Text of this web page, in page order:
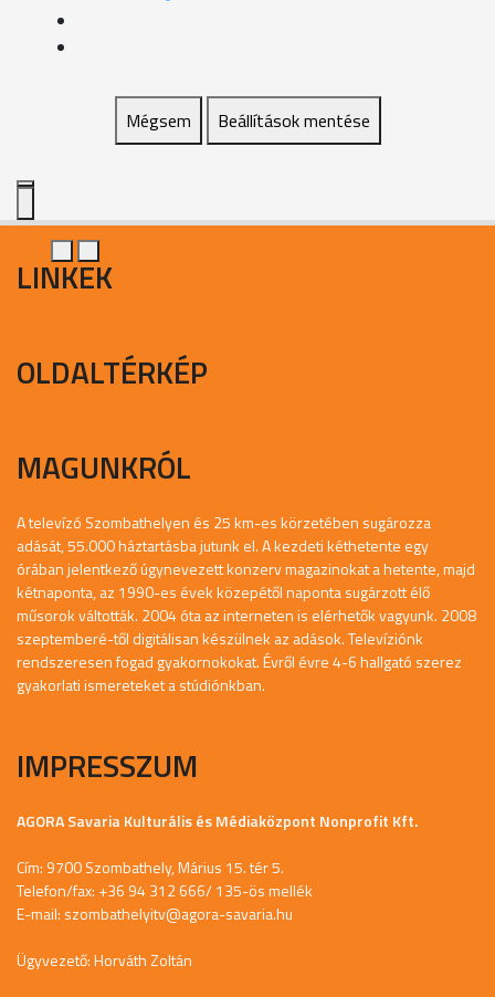
Mégsem Beállítások mentése
LINKEK
OLDALTÉRKÉP
MAGUNKRÓL
A televízó Szombathelyen és 25 km-es körzetében sugározza
adását, 55.000 háztartásba jutunk el. A kezdeti kéthetente egy
órában jelentkező úgynevezett konzerv magazinokat a hetente, majd
kétnaponta, az 1990-es évek közepétől naponta sugárzott élő
műsorok váltották. 2004 óta az interneten is elérhetők vagyunk. 2008
szeptemberé-től digitálisan készülnek az adások. Televíziónk
rendszeresen fogad gyakornokokat. Évről évre 4-6 hallgató szerez
gyakorlati ismereteket a stúdiónkban.
IMPRESSZUM
AGORA Savaria Kulturális és Médiaközpont Nonprofit Kft.
Cím: 9700 Szombathely, Márius 15. tér 5.
Telefon/fax: +36 94 312 666/ 135-ös mellék
E-mail: szombathelyitv@agora-savaria.hu
Ügyvezető: Horváth Zoltán